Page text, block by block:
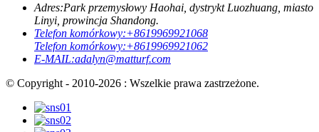
Adres:Park przemysłowy Haohai, dystrykt Luozhuang, miasto
Linyi, prowincja Shandong.
Telefon komórkowy:+8619969921068
Telefon komórkowy:+8619969921062
E-MAIL:adalyn@matturf.com
© Copyright - 2010-2026 : Wszelkie prawa zastrzeżone.